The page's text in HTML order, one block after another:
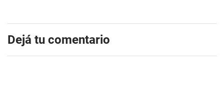
Dejá tu comentario